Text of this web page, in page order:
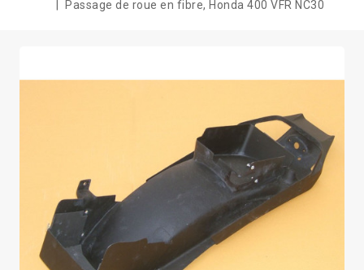
Passage de roue en fibre, Honda 400 VFR NC30